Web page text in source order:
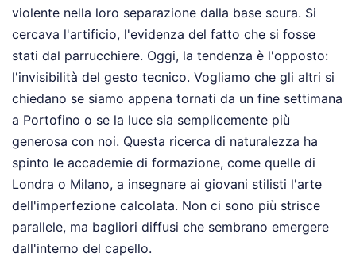
violente nella loro separazione dalla base scura. Si
cercava l'artificio, l'evidenza del fatto che si fosse
stati dal parrucchiere. Oggi, la tendenza è l'opposto:
l'invisibilità del gesto tecnico. Vogliamo che gli altri si
chiedano se siamo appena tornati da un fine settimana
a Portofino o se la luce sia semplicemente più
generosa con noi. Questa ricerca di naturalezza ha
spinto le accademie di formazione, come quelle di
Londra o Milano, a insegnare ai giovani stilisti l'arte
dell'imperfezione calcolata. Non ci sono più strisce
parallele, ma bagliori diffusi che sembrano emergere
dall'interno del capello.